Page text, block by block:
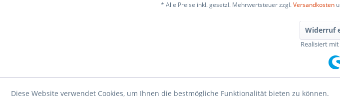
* Alle Preise inkl. gesetzl. Mehrwertsteuer zzgl.Versandkosten
Widerruf
Realisiert
Diese Website verwendet Cookies, um Ihnen die bestmögliche Funktionalität bieten zu können.